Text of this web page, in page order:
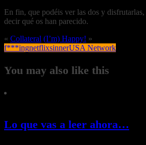
En fin, que podéis ver las dos y
decir qué os han parecido.
« Collateral (I’m) Happy! »
f***ingnetflixsinnerUSA Network
You may also like this
Lo que vas a leer ahora…